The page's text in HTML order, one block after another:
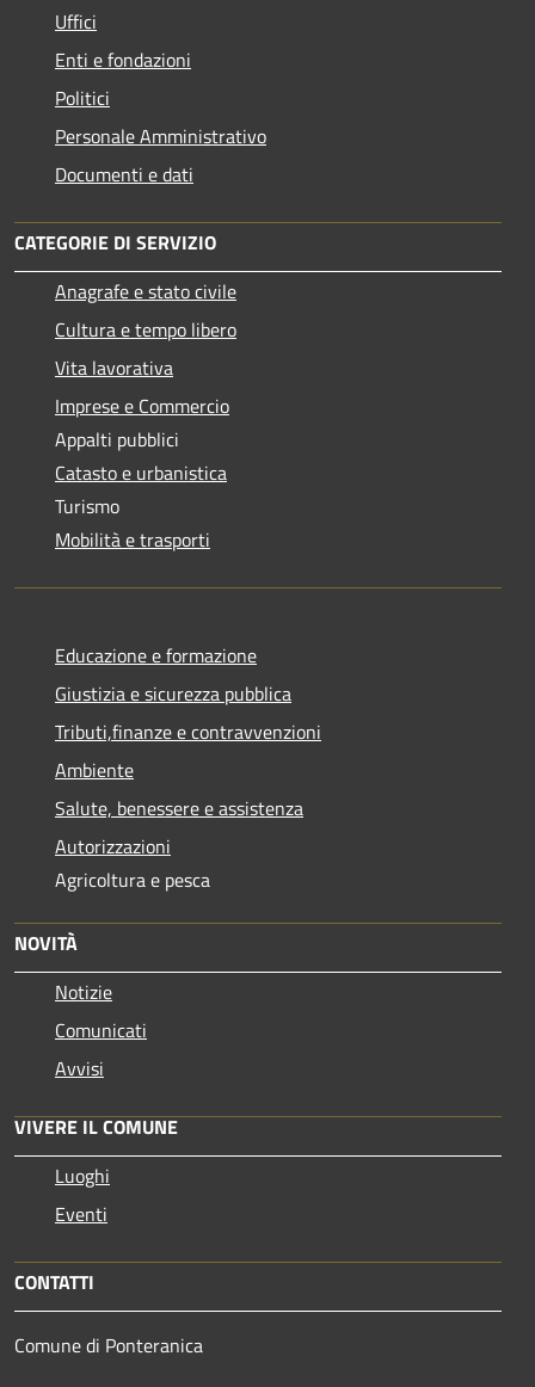
Uffici
Enti e fondazioni
Politici
Personale Amministrativo
Documenti e dati
CATEGORIE DI SERVIZIO
Anagrafe e stato civile
Cultura e tempo libero
Vita lavorativa
Imprese e Commercio
Appalti pubblici
Catasto e urbanistica
Turismo
Mobilità e trasporti
Educazione e formazione
Giustizia e sicurezza pubblica
Tributi,finanze e contravvenzioni
Ambiente
Salute, benessere e assistenza
Autorizzazioni
Agricoltura e pesca
NOVITÀ
Notizie
Comunicati
Avvisi
VIVERE IL COMUNE
Luoghi
Eventi
CONTATTI
Comune di Ponteranica